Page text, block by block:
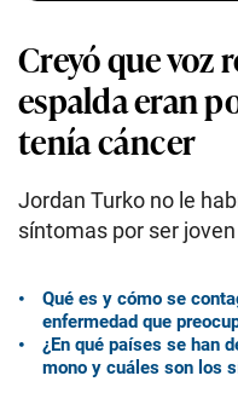
Creyó que voz
espalda eran
tenía cáncer
Jordan Turko no le
síntomas por ser
Qué es y cómo se
enfermedad que
¿En qué países se han
mono y cuáles son los